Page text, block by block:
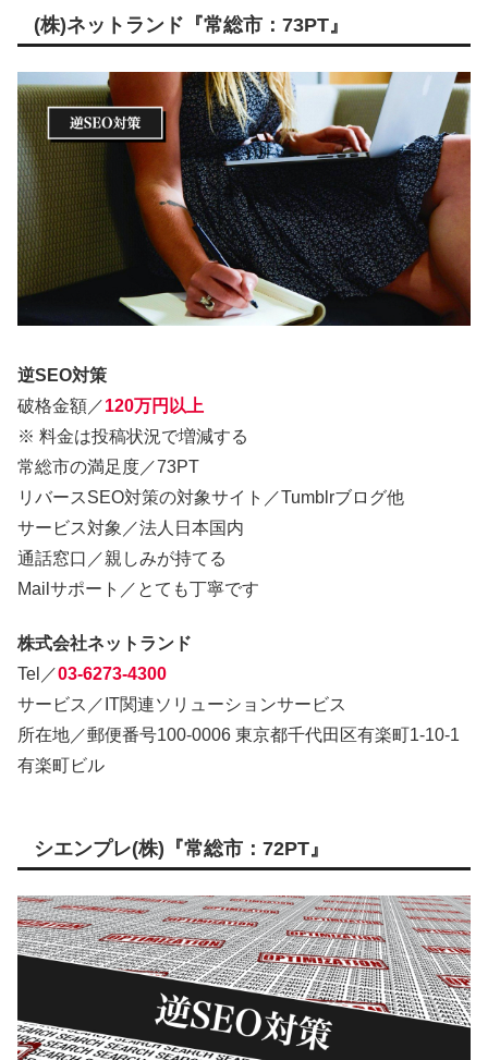
(株)ネットランド『常総市：73PT』
逆SEO対策
破格金額／120万円以上
※ 料金は投稿状況で増減する
常総市の満足度／73PT
リバースSEO対策の対象サイト／Tumblrブログ他
サービス対象／法人日本国内
通話窓口／親しみが持てる
Mailサポート／とても丁寧です
株式会社ネットランド
Tel／03-6273-4300
サービス／IT関連ソリューションサービス
所在地／郵便番号100-0006 東京都千代田区有楽町1-10-1
有楽町ビル
シエンプレ(株)『常総市：72PT』